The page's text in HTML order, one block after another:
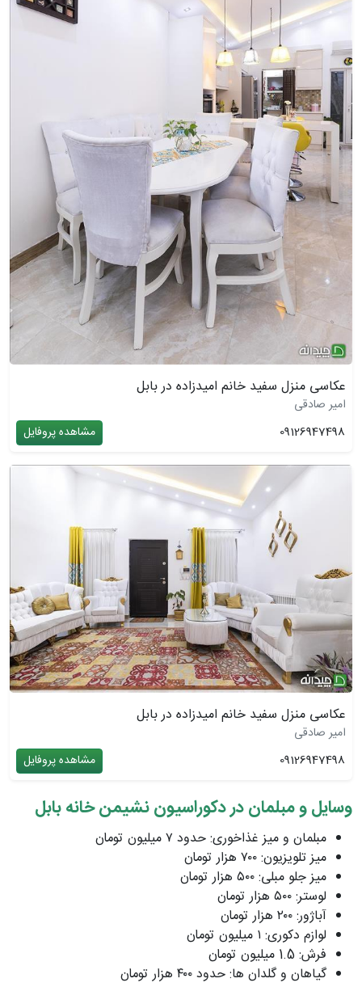
عکاسی منزل سفید خانم امیدزاده در بابل
امیر صادقی
09126947498
مشاهده پروفایل
عکاسی منزل سفید خانم امیدزاده در بابل
امیر صادقی
09126947498
مشاهده پروفایل
وسایل و مبلمان در دکوراسیون نشیمن خانه بابل
مبلمان و میز غذاخوری: حدود ٧ میلیون تومان
میز تلویزیون: ٧٠٠ هزار تومان
میز جلو مبلی: ۵٠٠ هزار تومان
لوستر: ۵٠٠ هزار تومان
آباژور: ٢٠٠ هزار تومان
لوازم دکوری: ١ میلیون تومان
فرش: 1.5 میلیون تومان
گیاهان و گلدان ها: حدود ۴٠٠ هزار تومان